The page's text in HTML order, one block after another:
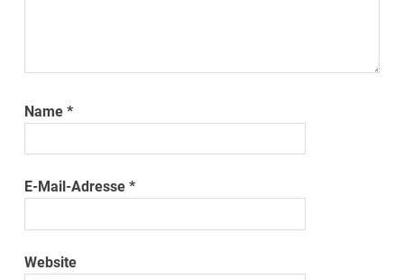
Name*
E-Mail-Adresse*
Website